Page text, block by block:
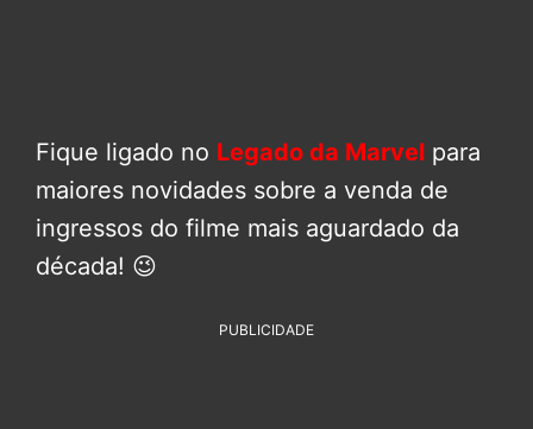
Fique ligado no Legado da Marvel para
maiores novidades sobre a venda de
ingressos do filme mais aguardado da
década! 😉
PUBLICIDADE